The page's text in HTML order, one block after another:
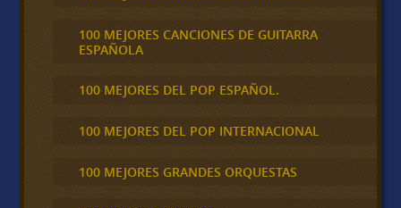
100 MEJORES CANCIONES DE GUITARRA
ESPAÑOLA
100 MEJORES DEL POP ESPAÑOL.
100 MEJORES DEL POP INTERNACIONAL
100 MEJORES GRANDES ORQUESTAS